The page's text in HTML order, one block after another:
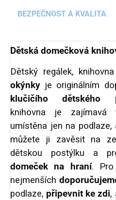
BEZPEČNOST A KVALITA
Dětská domečková
Dětský regálek,
okýnky je originálním
klučičího dětského
knihovna je
umístěna jen na
můžete ji zavěsit na
dětskou postýlku a
domeček na hraní. Pro
nejmenších
podlaze, připevnit ke zdi,